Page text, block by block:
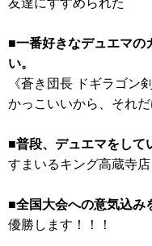
■一番好きなデュエマの
い。
《蒼き団長 ドギラゴン剣
かっこいいから、それ
■普段、デュエマをして
すまいるキング高蔵寺
■全国大会への意気込み
優勝します！！！